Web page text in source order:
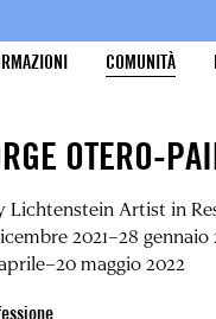
COMUNITÀ
OTERO-
Lichtenstein Artist in
2021–28 gennaio
maggio 2022